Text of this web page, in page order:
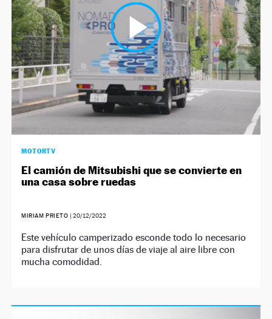
MOTORTV
El camión de Mitsubishi que se convierte en
una casa sobre ruedas
MIRIAM PRIETO | 20/12/2022
Este vehículo camperizado esconde todo lo necesario
para disfrutar de unos días de viaje al aire libre con
mucha comodidad.